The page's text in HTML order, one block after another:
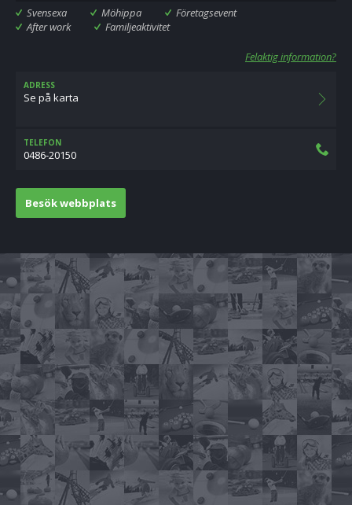
Svensexa Möhippa
Företagsevent
After work
Familjeaktivitet
Felaktig information?
ADRESS
Se på karta
TELEFON
0486-20150
Besök webbplats